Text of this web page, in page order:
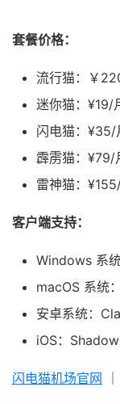
套餐价格：
流行猫：￥
迷你猫：¥19/
闪电猫：¥35/
霹雳猫：¥79/
雷神猫：
客户端支持：
Windows 系
macOS 系统
安卓系统：
iOS：
闪电猫机场官网